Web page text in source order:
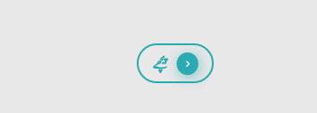
پیچھے